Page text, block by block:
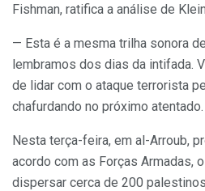
Fishman, ratifica a análise de
— Esta é a mesma trilha sonora
lembramos dos dias da intifada.
de lidar com o ataque terrorista
chafurdando no próximo atentado.
Nesta terça-feira, em al-Arroub,
acordo com as Forças Armadas,
dispersar cerca de 200